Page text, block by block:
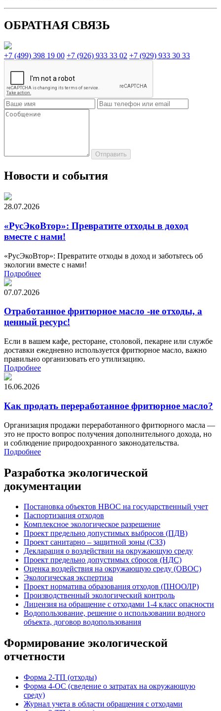
ОБРАТНАЯ СВЯЗЬ
+7 (499) 398 19 00 +7 (926) 933 33 02 +7 (929) 933 30 33
Новости и события
28.07.2026
«РусЭкоВтор»: Превратите отходы в доход
вместе с нами!
«РусЭкоВтор»: Превратите отходы в доход и заботьтесь об
экологии вместе с нами!
Подробнее
07.07.2026
Отработанное фритюрное масло -не отходы, а
ценный ресурс!
Если в вашем кафе, ресторане, столовой, пекарне или службе
доставки ежедневно используется фритюрное масло, важно
правильно организовать его утилизацию.
Подробнее
16.06.2026
Как продать переработанное фритюрное масло?
Организация продажи переработанного фритюрного масла —
это не просто вопрос получения дополнительного дохода, но
и соблюдение природоохранного законодательства.
Подробнее
Разработка экологической
документации
Постановка объектов НВОС на государственный учет
Паспортизация отходов
Комплексное экологическое разрешение
Проект предельно допустимых выбросов (ПДВ)
Проект санитарно – защитной зоны (СЗЗ)
Декларация о воздействии на окружающую среду
Проект предельно допустимых сбросов (НДС)
Оценка воздействия на окружающую среду (ОВОС)
Экологическая экспертиза
Проект норматива образования отходов (ПНООЛР)
Производственный экологический контроль
Лицензия на обращение с отходами 1-4 класс опасности
Водопользование, решение о использовании водного
объекта, договор водопользования
Формирование экологической
отчетности
Форма 2-ТП (отходы)
Форма 4-ОС (сведение о затратах на окружающую
среду)
Журнал учета в области обращения с отходами